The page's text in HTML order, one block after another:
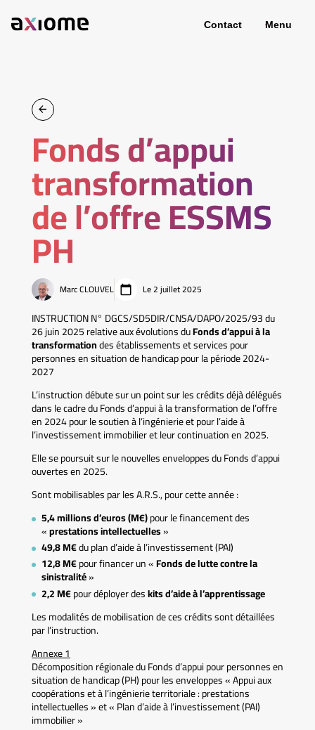
Contact Menu
Fonds d’appui
transformation
de l’offre ESSMS
PH
Marc CLOUVEL Le 2 juillet 2025
INSTRUCTION N° DGCS/SD5DIR/CNSA/DAPO/2025/93 du
26 juin 2025 relative aux évolutions duFonds d’appui à la
transformationdes établissements et services pour
personnes en situation de handicap pour la période 2024-
2027
L’instruction débute sur un point sur les crédits déjà délégués
dans le cadre du Fonds d’appui à la transformation de l’offre
en 2024 pour le soutien à l’ingénierie et pour l’aide à
l’investissement immobilier et leur continuation en 2025.
Elle se poursuit sur le nouvelles enveloppes du Fonds d’appui
ouvertes en 2025.
Sont mobilisables par les A.R.S., pour cette année :
5,4 millions d’euros (M€)pour le financement des
«prestations intellectuelles»
49,8 M€du plan d’aide à l’investissement (PAI)
12,8 M€pour financer un «Fonds de lutte contre la
sinistralité»
2,2 M€pour déployer deskits d’aide à l’apprentissage
Les modalités de mobilisation de ces crédits sont détaillées
par l’instruction.
Annexe 1
Décomposition régionale du Fonds d’appui pour personnes en
situation de handicap (PH) pour les enveloppes « Appui aux
coopérations et à l’ingénierie territoriale : prestations
intellectuelles » et « Plan d’aide à l’investissement (PAI)
immobilier »